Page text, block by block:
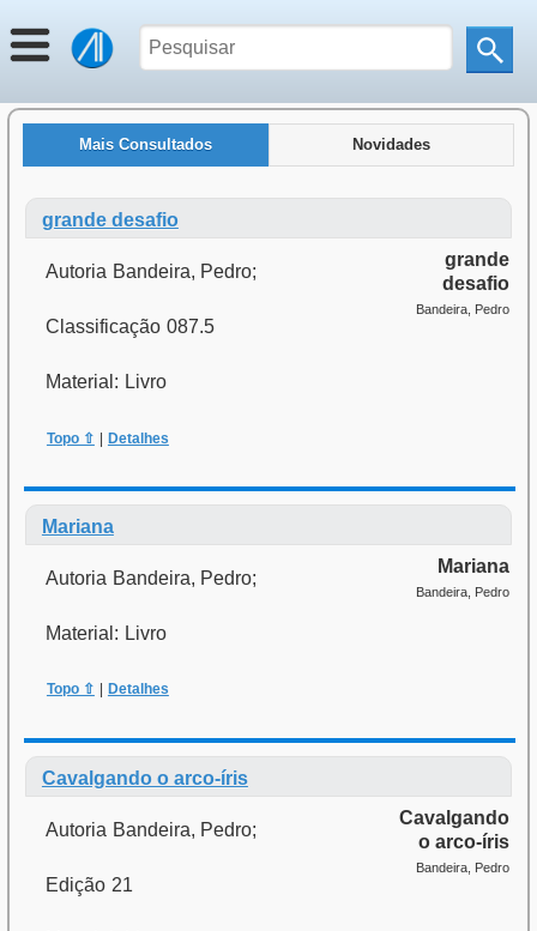
Mais Consultados Novidades
grande desafio
Autoria Bandeira, Pedro;
Classificação 087.5
Material: Livro
Topo ⇧ | Detalhes
grande
desafio
Bandeira, Pedro
Mariana
Autoria Bandeira, Pedro;
Material: Livro
Topo ⇧ Detalhes
Mariana
Bandeira, Pedro
Cavalgando o arco-íris
Autoria Bandeira, Pedro;
Edição 21
Cavalgando
o arco-íris
Bandeira, Pedro